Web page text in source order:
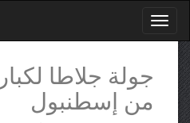
جولة جلاطا
من إسطنبول